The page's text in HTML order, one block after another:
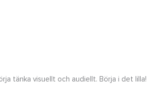
tänka visuellt och audiellt. Börja i det lilla!